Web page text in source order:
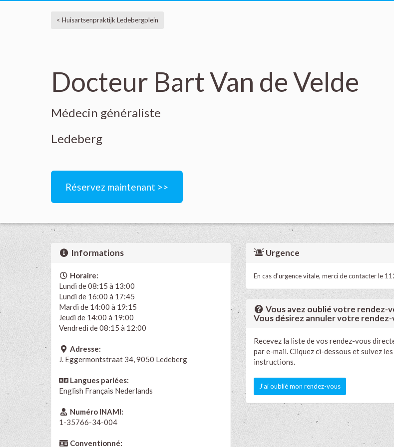
< Huisartsenpraktijk Ledebergplein
Docteur Bart Van de Velde
Médecin généraliste
Ledeberg
Réservez maintenant >>
Informations
Horaire:
Lundi de 08:15 à 13:00
Lundi de 16:00 à 17:45
Mardi de 14:00 à 19:15
Jeudi de 14:00 à 19:00
Vendredi de 08:15 à 12:00
Adresse:
J. Eggermontstraat 34, 9050 Ledeberg
Langues parlées:
English Français Nederlands
Numéro INAMI:
1-35766-34-004
Conventionné:
Urgence
En cas d'urgence vitale, merci de contacter le
Vous avez oublié votre rendez-
Vous désirez annuler votre rendez-
Recevez la liste de vos rendez-vous
par e-mail. Cliquez ci-dessous et suivez les
instructions.
J'ai oublié mon rendez-vous